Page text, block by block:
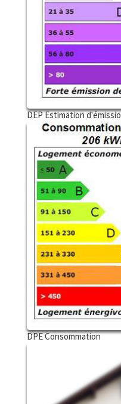
DEP Estimation
DPE Consommation